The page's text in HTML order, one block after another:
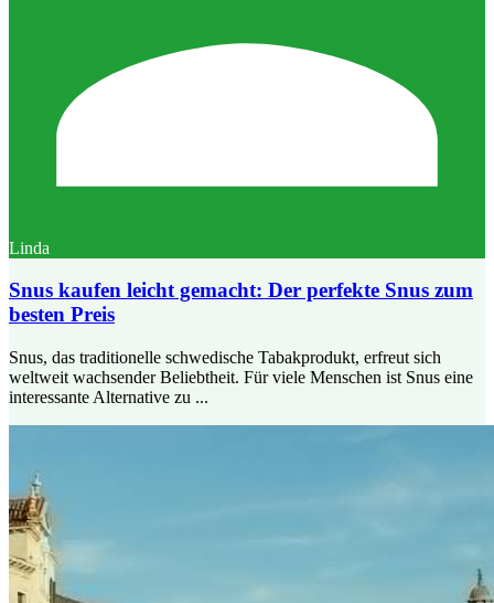
Linda
Snus kaufen leicht gemacht: Der perfekte Snus zum
besten Preis
Snus, das traditionelle schwedische Tabakprodukt, erfreut sich
weltweit wachsender Beliebtheit. Für viele Menschen ist Snus eine
interessante Alternative zu ...